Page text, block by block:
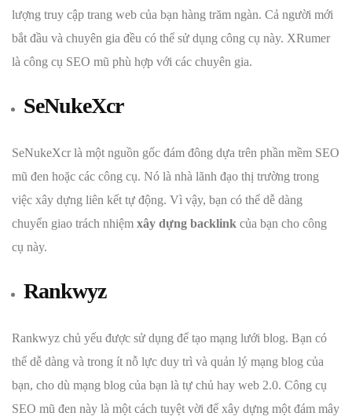
lượng truy cập trang web của bạn hàng trăm ngàn. Cả người mới
bắt đầu và chuyên gia đều có thể sử dụng công cụ này. XRumer
là công cụ SEO mũ phù hợp với các chuyên gia.
SeNukeXcr
SeNukeXcr là một nguồn gốc đám đông dựa trên phần mềm SEO
mũ đen hoặc các công cụ. Nó là nhà lãnh đạo thị trường trong
việc xây dựng liên kết tự động. Vì vậy, bạn có thể dễ dàng
chuyển giao trách nhiệm xây dựng backlink của bạn cho công
cụ này.
Rankwyz
Rankwyz chủ yếu được sử dụng để tạo mạng lưới blog. Bạn có
thể dễ dàng và trong ít nỗ lực duy trì và quản lý mạng blog của
bạn, cho dù mạng blog của bạn là tự chủ hay web 2.0. Công cụ
SEO mũ đen này là một cách tuyệt vời để xây dựng một đám mây